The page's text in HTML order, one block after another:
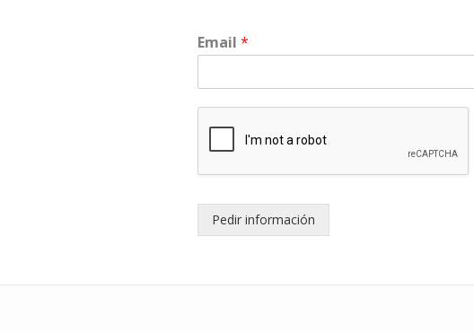
Email *
Pedir información